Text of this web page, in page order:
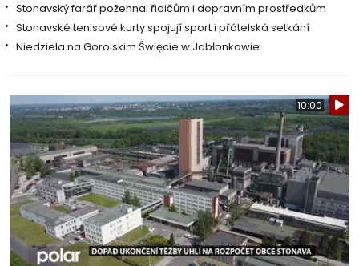
Stonavský farář požehnal řidičům i dopravním prostředkům
Stonavské tenisové kurty spojují sport i přátelská setkání
Niedziela na Gorolskim Święcie w Jabłonkowie
10:00